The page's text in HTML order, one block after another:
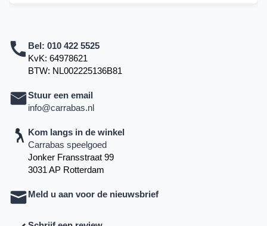
Bel: 010 422 5525
KvK: 64978621
BTW: NL002225136B81
Stuur een email
info@carrabas.nl
Kom langs in de winkel
Carrabas speelgoed
Jonker Fransstraat 99
3031 AP Rotterdam
Meld u aan voor de nieuwsbrief